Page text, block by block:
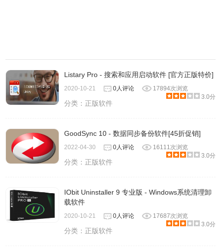
Listary Pro - 搜索和应用启动软件 [官方正版特价]
2020-10-21 0人评论
17894次浏览
3.0分
分类： 正版软件
GoodSync 10 - 数据同步备份软件[45折促销]
2022-04-30 0人评论
16111次浏览
3.0分
分类： 正版软件
IObit Uninstaller 9 专业版 - Windows系统清理卸
载软件
2020-10-21 0人评论
17687次浏览
3.0分
分类： 正版软件